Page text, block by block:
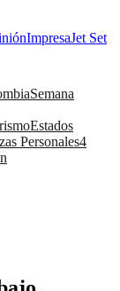
ImpresaJet Set
Semana
Estados
Personales4